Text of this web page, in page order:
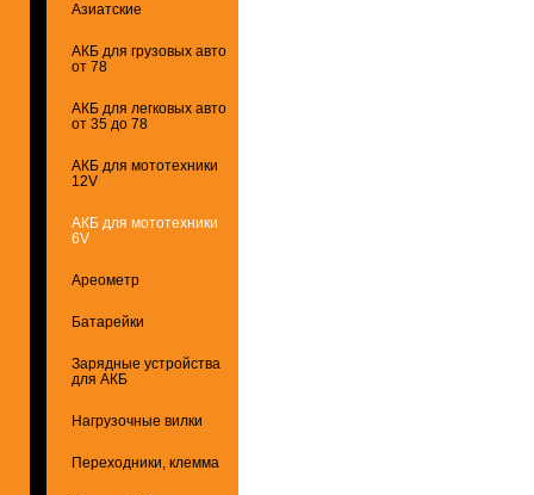
Азиатские
АКБ для грузовых авто
от 78
АКБ для легковых авто
от 35 до 78
АКБ для мототехники
12V
АКБ для мототехники
6V
Ареометр
Батарейки
Зарядные устройства
для АКБ
Нагрузочные вилки
Переходники, клемма